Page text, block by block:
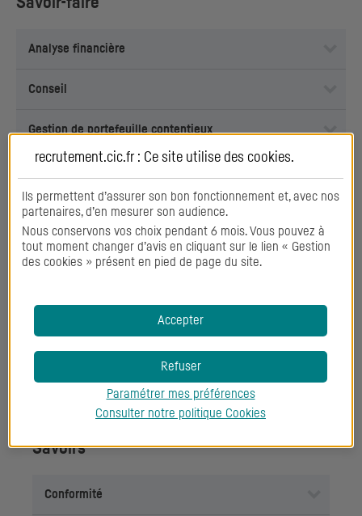
Analyse financière
Conseil
Gestion de portefeuille contentieux
Gestion des recours, sinistres et litiges
Négociation
Travail en équipe
Savoirs
Conformité
recrutement.cic.fr : Ce site utilise des cookies.
Ils permettent d’assurer son bon fonctionnement et, avec nos
partenaires, d’en mesurer son audience.
Nous conservons vos choix pendant 6 mois. Vous pouvez à
tout moment changer d’avis en cliquant sur le lien « Gestion
des cookies » présent en pied de page du site.
Accepter
Refuser
Paramétrer mes préférences
Consulter notre politique Cookies